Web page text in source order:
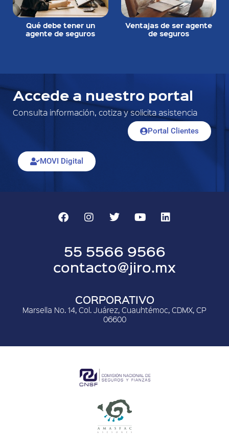
Qué debe tener un
agente de seguros
Ventajas de ser agente
de seguros
Accede a nuestro portal
Consulta información, cotiza y solicita asistencia
Portal Clientes
MOVI Digital
55 5566 9566
contacto@jiro.mx
CORPORATIVO
Marsella No. 14, Col. Juárez, Cuauhtémoc, CDMX, CP
06600